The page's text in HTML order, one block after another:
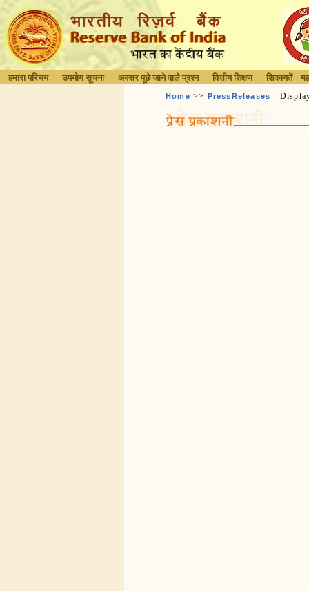
हमारा परिचय उपयोग सूचना अक्सर पूछे जाने वाले प्रश्न वित्तीय शिक्षण शिकायतें
Home >> PressReleases -